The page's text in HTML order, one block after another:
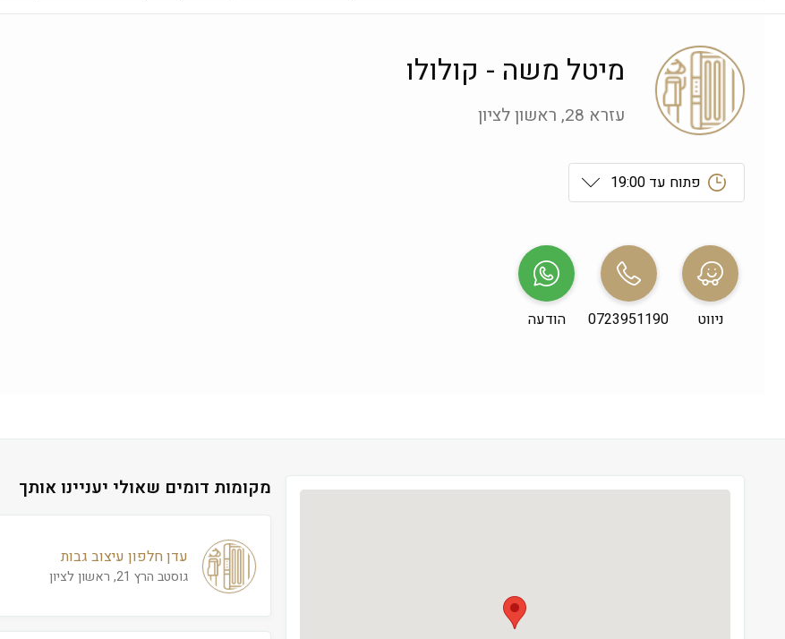
מיטל משה - קולולו
עזרא 28, ראשון לציון
פתוח עד 19:00
שני
09:00-19:00
שלישי
רביעי
ניווט 0723951190 הודעה
מקומות דומים שאולי יעניינו אותך
עדן חלפון עיצוב גבות
גוסטב הרץ 21, ראשון לציון